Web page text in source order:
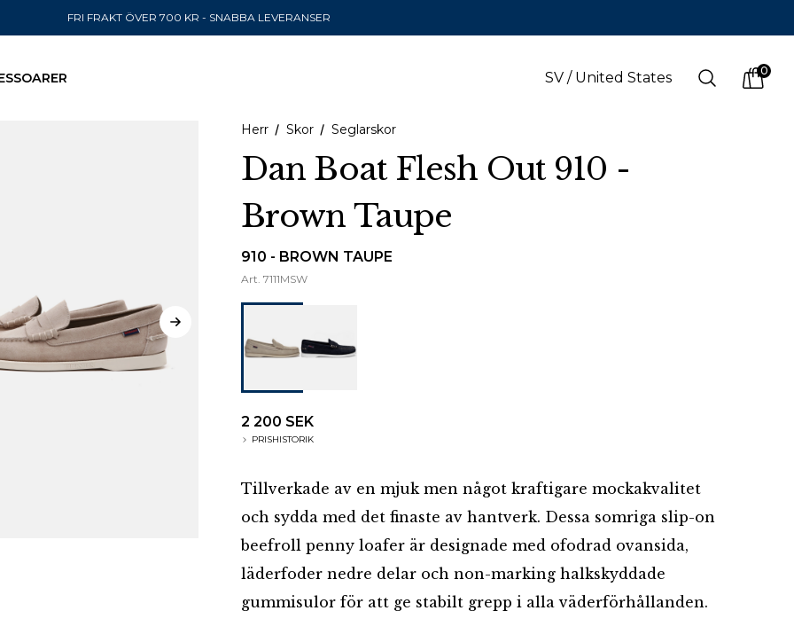
FRI FRAKT ÖVER 700 KR - SNABBA LEVERANSER
SV / United States Search 0
items
SKICKA TILL
SEK
Herr Skor Seglarskor
Dan Boat Flesh Out 910 -
Brown Taupe
910 - BROWN TAUPE
Art. 7111MSW
2 200 SEK
PRISHISTORIK
Tillverkade av en mjuk men något kraftigare mockakvalitet
och sydda med det finaste av hantverk. Dessa somriga slip-on
beefroll penny loafer är designade med ofodrad ovansida,
läderfoder nedre delar och non-marking halkskyddade
gummisulor för att ge stabilt grepp i alla väderförhållanden.